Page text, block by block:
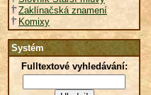
Zaklínačská znamení
Komixy
Systém
Fulltextové vyhledávání: